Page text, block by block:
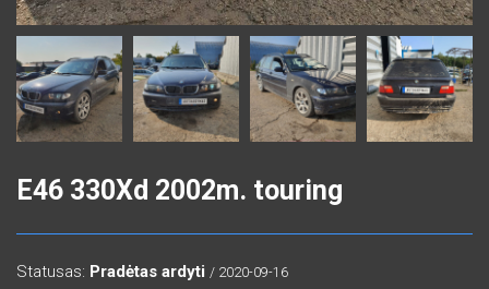
E46 330Xd 2002m. touring
Statusas: Pradėtas ardyti / 2020-09-16